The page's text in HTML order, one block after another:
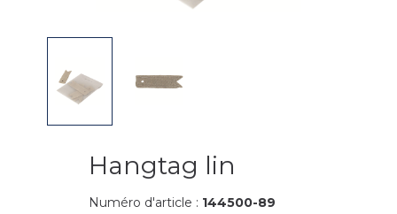
Hangtag lin
Numéro d'article : 144500-89